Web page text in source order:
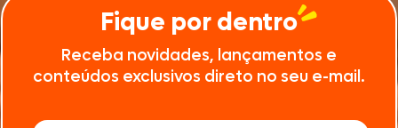
Fique por dentro
Receba novidades, lançamentos e
conteúdos exclusivos direto no seu e-mail.